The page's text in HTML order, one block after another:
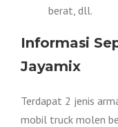
berat, dll.
Informasi
Jayamix
Terdapat 2 jenis
mobil truck molen